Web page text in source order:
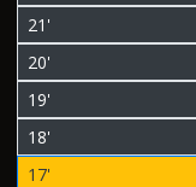
21'
20'
19'
18'
17'